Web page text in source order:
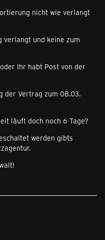
nicht wie verlangt
und keine zum
Ihr habt Post von der
der Vertrag zum 08.03.
läuft doch noch 6 Tage?
werden gibts